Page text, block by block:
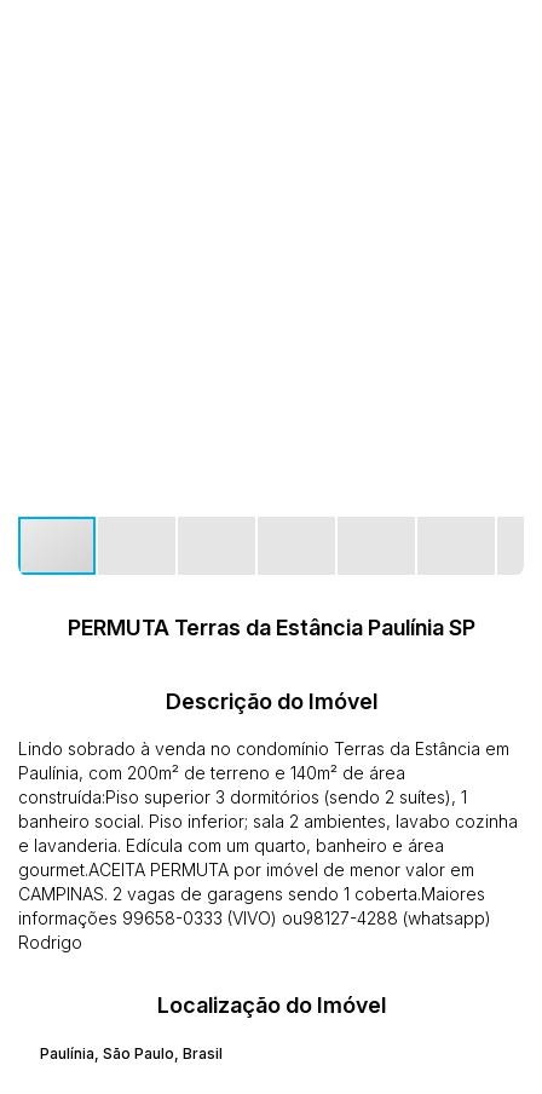
PERMUTA Terras da Estância Paulínia SP
Descrição do Imóvel
Lindo sobrado à venda no condomínio Terras da Estância em
Paulínia, com 200m² de terreno e 140m² de área
construída:Piso superior 3 dormitórios (sendo 2 suítes), 1
banheiro social. Piso inferior; sala 2 ambientes, lavabo cozinha
e lavanderia. Edícula com um quarto, banheiro e área
gourmet.ACEITA PERMUTA por imóvel de menor valor em
CAMPINAS. 2 vagas de garagens sendo 1 coberta.Maiores
informações 99658-0333 (VIVO) ou98127-4288 (whatsapp)
Rodrigo
Localização do Imóvel
Paulínia, São Paulo, Brasil